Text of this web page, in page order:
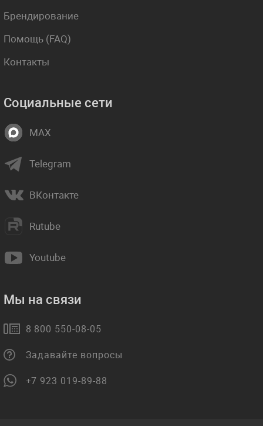
Брендирование
Помощь (FAQ)
Контакты
Социальные сети
MAX
Telegram
ВКонтакте
Rutube
Youtube
Мы на связи
8 800 550-08-05
Задавайте вопросы
+7 923 019-89-88